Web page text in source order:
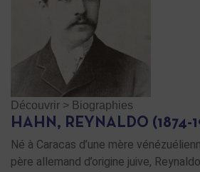
Découvrir > Biographies
HAHN, REYNALDO (1874-
Né à Caracas d’une mère
père allemand d’origine juive,